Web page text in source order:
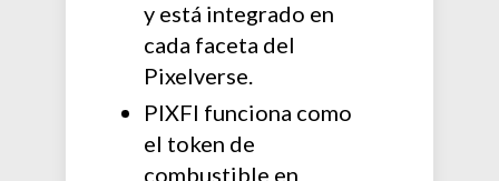
y está integrado en
cada faceta del
Pixelverse.
PIXFI funciona como
el token de
combustible en